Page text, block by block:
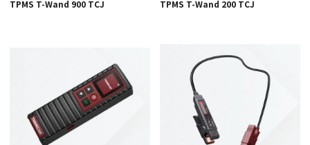
TPMS T-Wand 900 TCJ TPMS T-Wand 200 TCJ